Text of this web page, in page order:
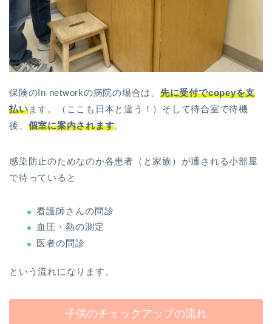
保険のIn networkの病院の場合は、 先に受付でcopeyを支
払います。（ここも日本と違う！）そして待合室で待機
後、 個室に案内されます。
感染防止のためなのか各患者（と家族）が通される小部屋
で待っていると
看護師さんの問診
血圧・熱の測定
医者の問診
という流れになります。
子供のチェックアップの流れ